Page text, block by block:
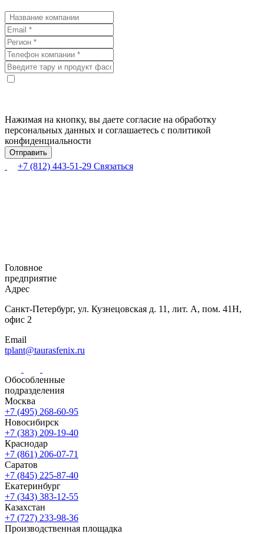
Нажимая на кнопку, вы даете согласие на обработку
персональных данных и соглашаетесь с политикой
конфиденциальности
+7 (812) 443-51-29 Связаться
Головное
предприятие
Адрес
Санкт-Петербург, ул. Кузнецовская д. 11, лит. А, пом. 41Н,
офис 2
Email
tplant@taurasfenix.ru
Обособленные
подразделения
Москва
+7 (495) 268-60-95
Новосибирск
+7 (383) 209-19-40
Краснодар
+7 (861) 206-07-71
Саратов
+7 (845) 225-87-40
Екатеринбург
+7 (343) 383-12-55
Казахстан
+7 (727) 233-98-36
Производственная площадка